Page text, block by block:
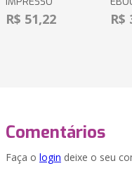
R$ 51,22 R$
Comentários
Faça o login deixe o seu